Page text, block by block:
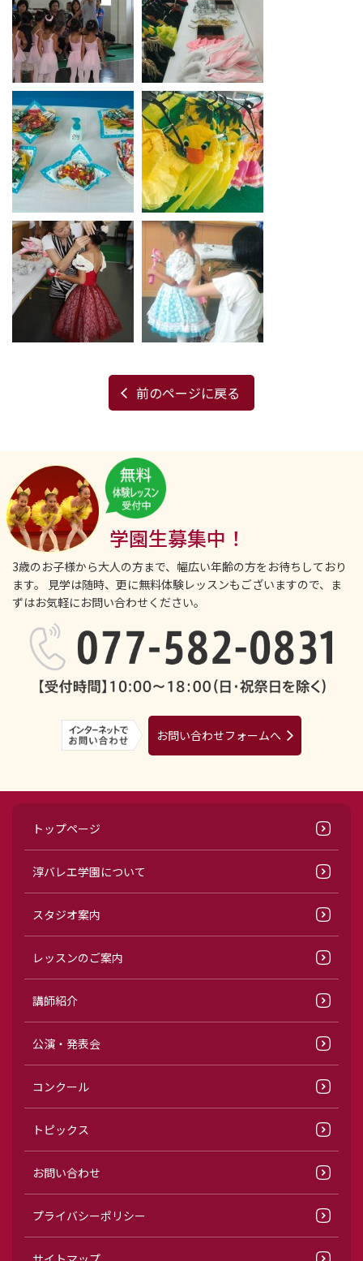
前のページに戻る
学園生募集中！
3歳のお子様から大人の方まで、幅広い年齢の方をお待ちしており
ます。
見学は随時、更に無料体験レッスンもございますので、ま
ずはお気軽にお問い合わせください。
お問い合わせフォームへ
トップページ
淳バレエ学園について
スタジオ案内
レッスンのご案内
講師紹介
公演・発表会
コンクール
トピックス
お問い合わせ
プライバシーポリシー